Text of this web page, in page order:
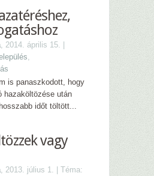
, 2014. április 15. |
,
is panaszkodott, hogy
hazaköltözése után
időt töltött...
vagy
, 2013. július 1. | Téma: